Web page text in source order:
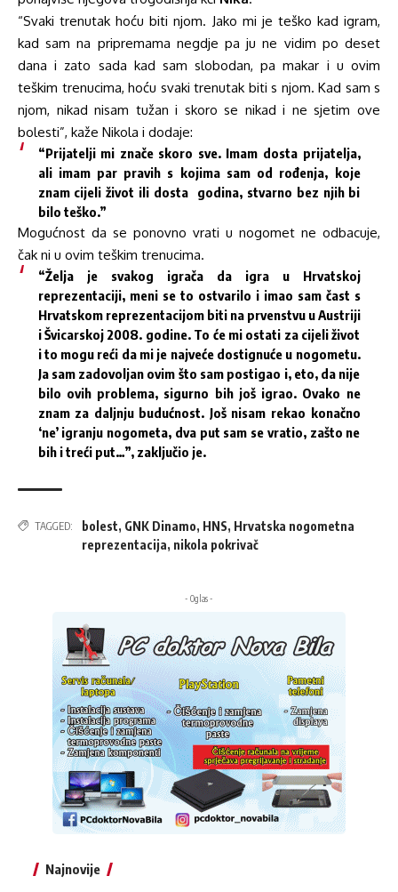
“Svaki trenutak hoću biti njom. Jako mi je teško kad igram,
kad sam na pripremama negdje pa ju ne vidim po deset
dana i zato sada kad sam slobodan, pa makar i u ovim
teškim trenucima, hoću svaki trenutak biti s njom. Kad sam s
njom, nikad nisam tužan i skoro se nikad i ne sjetim ove
bolesti”, kaže Nikola i dodaje:
“Prijatelji mi znače skoro sve. Imam dosta prijatelja,
ali imam par pravih s kojima sam od rođenja, koje
znam cijeli život ili dosta godina, stvarno bez njih bi
bilo teško.”
Mogućnost da se ponovno vrati u nogomet ne odbacuje,
čak ni u ovim teškim trenucima.
“Želja je svakog igrača da igra u Hrvatskoj
reprezentaciji, meni se to ostvarilo i imao sam čast s
Hrvatskom reprezentacijom biti na prvenstvu u Austriji
i Švicarskoj 2008. godine. To će mi ostati za cijeli život
i to mogu reći da mi je najveće dostignuće u nogometu.
Ja sam zadovoljan ovim što sam postigao i, eto, da nije
bilo ovih problema, sigurno bih još igrao. Ovako ne
znam za daljnju budućnost. Još nisam rekao konačno
‘ne’ igranju nogometa, dva put sam se vratio, zašto ne
bih i treći put…”, zaključio je.
TAGGED: bolest, GNK Dinamo, HNS, Hrvatska nogometna
reprezentacija, nikola pokrivač
- Oglas -
Najnovije